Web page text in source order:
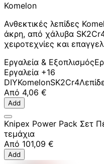
Komelon
Ανθεκτικές λεπίδες
άκρη, από χάλυβα
χειροτεχνίες και
Εργαλεία & Εξοπλισμός
Εργαλεία +16
DIYKomelonSK2Cr4
Από 4,06 €
Add
Knipex Power Pack Σετ
τεμάχια
Από 101,09 €
Add